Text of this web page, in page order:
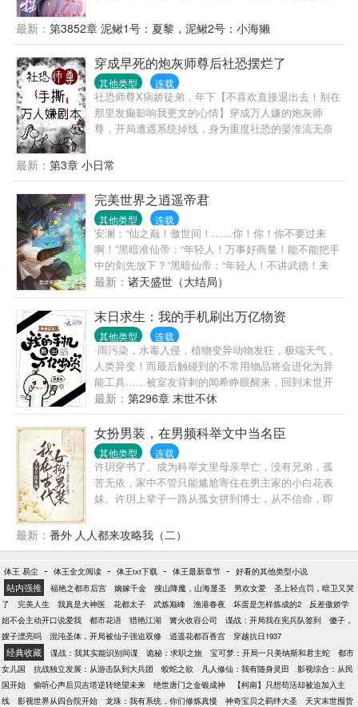
以为是妈宝男，要么下乡去穷乡僻壤的地方当知青。
夏黎：拳头硬了！就这样的小白脸，我一拳能打一个
加强连！努力为首长爹官复原职，成为首长爹最贴心
的米虫小棉袄好好养老他不香吗？可是努力着，努力
着，夏黎回头一看。嗯？我这军职怎么比我首长爹还
高了？南岛一大队来了位漂亮新知青，小姑娘一身痞
气，听说一脚就能把人踹骨折，思想不正，和她亲近
绝对会倒霉！不久后……队员们挑着扁担，挥汗如雨
动水泵浇地。村民们多用了一点蜡烛，心疼得心绞
痛。夏梨用一点儿盐和碳粉做成干电池，用上免费电
灯。队员们：不行！！！夏黎必须得好好亲近！夏
黎：谢邀，已被特招入伍，目前在“国家队”。——海军
陆战队最冷漠、禁欲，无人敢亲近的军官陆定远，第
一次见未来媳妇，她在和人贩子买孩子（误）。第二
次见媳妇，她在黑市倒买倒卖（误）。第三次见媳
妇，她在帮特务修无线电发射台（误）。陆定远：
……后来：真香！
最新： 第3852章 泥鳅1号：夏黎，泥鳅2号：小海獭
穿成早死的炮灰师尊后社恐摆烂了
其他类型 连载
社恐师尊X病娇徒弟，年下【不喜欢直接退出去！别在
那里发癫影响我更文的心情】穿成万人嫌的炮灰师
尊，开局遭遇系统掉线，身为重度社恐的晏淮流无奈
期的反派徒弟，他拼命献殷勤：“徒儿真乖，这本师门
祖传秘籍送你，为师亲手炖的鸡汤给你补补身子，帮
你挑了个简单的任务方便你刷分……”然而……他辛苦
找来的秘籍是假的，徒弟练完走火入魔；炖的鸡汤用
了不认识的毒蘑菇，徒弟吃完看见跳舞的小人；简单
的任务出现终极boss，徒弟差点噶在那里晏淮流毫不
知情，看着装乖巧的徒弟抹眼泪：“真好啊，太不容易
了，总算是把小白花养成了！”谁知系统上线第一句话
就是：“卧槽！黑化值10000000！你到底做了什
特意为你打造的牢笼，喜欢吗？从今往后你别想踏出
这个屋子半步！”社恐本恐：“还有这好事？！”
最新： 第3章 小日常
完美世界之逍遥帝君
其他类型 连载
安澜：“仙之巅！傲世间！……你！你！你不要过来
啊！”黑暗准仙帝：“年轻人！万事好商量！能不能把手
中的剑先放下？”黑暗仙帝：“年轻人！不讲武德！来
骗！来偷袭我这个残废老头！”诡异高原始祖：“红毛
怪！快救我！……”红毛怪：“抱歉！我已经晚年不详...
最新： 诸天盛世（大结局）
末日求生：我的手机刷出万亿物资
其他类型 连载
·雨污染，水毒入侵，植物变异动物发狂，极端天气，
人类异变！而最后触碰到的不常用物品将会进化为异
能工具……被室友背刺的闻希睁眼醒来，回到末世开
始前，第一时间冲向柜台：“你好，给我最新最贵最好
的手机！”购物软件、外卖软件、游戏软件……统统下
载！……末日来袭没食物？极寒高温酸雨难预防？想
吃新鲜蔬菜，天然瓜果？手撕贱男女，拳打背刺人，
黑心邻居便宜亲戚统统干翻！全程飒爽有仇必报……
从零开始，成为末日最强。
最新： 第296章 末世不休
女扮男装，在男频科举文中当名臣
其他类型 连载
许玥穿书了。成为科举文里母亲早亡，没有兄弟，孤
苦无依，家中不管只能尴尬寄住在男主家的小白花表
妹。许玥上辈子一路从孤女拼到博士，从不信命，即
系统:不，对不起，宿主，你不能当个女孩子，因为我
是名臣系统。许玥:……多年以后，乡人都说，许家祖
才，十二岁举业有成，不过十八便高中状元！打马游
街，风光一时。许玥:谢邀，你听过半夜的鸡叫声吗？
原男主:许兄才华横溢，品性高洁，乃我辈楷模。PS:
纯爽文，无虐，架空勿考据。女主超美，超美，会有
一定篇幅描写美貌，女主会成为一个世人眼中诗、
书、礼、御齐备，颜值惊艳的一代盛世皇朝白月光。
虽然无CP，但是有很多单箭头，女主性格并不包容善
良，偏利己主义。
最新： 番外 人人都来攻略我（二）
体王 易尘 - 体王全文阅读 - 体王txt下载 - 体王最新章节 - 好看的其他类型小说
站内强推 福艳之都市后宫 嫡嫁千金 搜山降魔，山海显圣 男欢女爱
圣上轻点罚，暗卫又哭
了
完美人生 我真是大神医 花都太子 武炼巅峰 渔港春夜 坏蛋是怎样炼成的2
反差傲娇学
姐不会主动开口说爱我
都市花语 猎艳江湖 篝火收容公司 谍战：开局我在宪兵队签到
傻子，
嫂子漂亮吗
混沌圣体，开局被仙子强迫双修 逍遥花都百香宫 穿越抗日1937
经典收藏 谍战：我其实能识别间谍 诡秘：求职之旅 宝可梦：开局一只美纳斯和君主蛇
都市
女儿国
抗战独立发展：从游击队到大兵团 蛟蛇之欲 凡人修仙：我有随身灵田
影视综合：从民
国开始
偷听心声后贝吉塔逆转绝望未来 绝世唐门之金银成神
【柯南】只想苟活却被迫加入主
线
影视世界从四合院开始 龙珠：我有系统，你们修炼真慢 神奇宝贝之羁绊大圣
天灾末世囤货